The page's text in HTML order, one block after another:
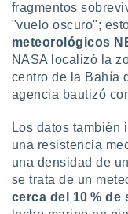
de
de
uso de
con el
mediante
publicidad
fragmentos
"vuelo oscuro";
meteorológicos
NASA localizó la
centro de la Bahía
agencia bautizó
Los datos también
una resistencia
una densidad de
se trata de un
cerca del 10 % de